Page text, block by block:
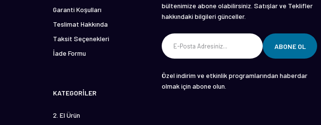
Garanti Koşulları
Teslimat Hakkında
Taksit Seçenekleri
İade Formu
KATEGORİLER
2. El Ürün
bültenimize abone olabilirsiniz. Satışlar ve Teklifler
hakkındaki bilgileri günceller.
ABONE OL
Özel indirim ve etkinlik programlarından haberdar
olmak için abone olun.